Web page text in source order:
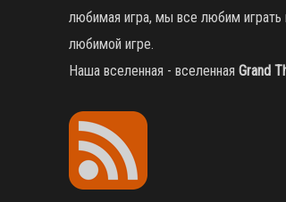
любимая игра, мы все любим играть
любимой игре.
Наша вселенная - вселенная Grand